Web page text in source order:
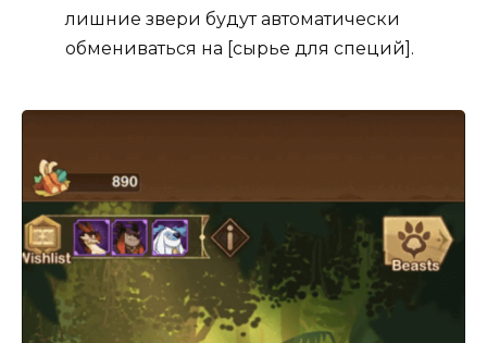
лишние звери будут автоматически
обмениваться на [сырье для специй].